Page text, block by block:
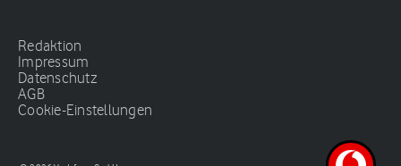
Redaktion
Impressum
Datenschutz
AGB
Cookie-Einstellungen